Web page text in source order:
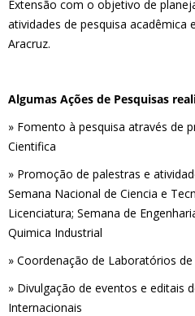
Extensão com o objetivo de
atividades de pesquisa acadêmica
Aracruz.
Algumas Ações de Pesquisas
» Fomento à pesquisa através de
Cientifica
» Promoção de palestras e
Semana Nacional de Ciencia e
Licenciatura; Semana de
Quimica Industrial
» Coordenação de Laboratórios de
» Divulgação de eventos e editais
Internacionais